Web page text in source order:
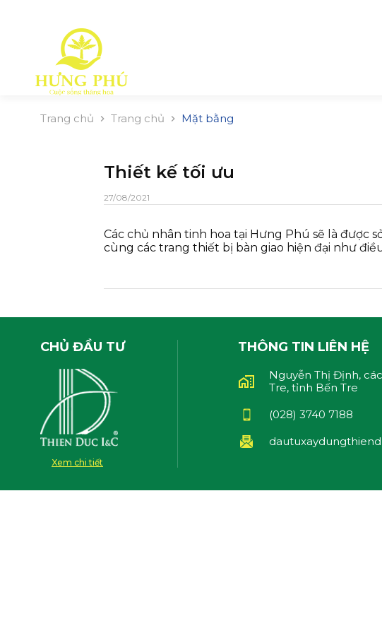
Trang chủ Trang chủ Mặt bằng
Thiết kế tối ưu
27/08/2021
Các chủ nhân tinh hoa tại Hưng Phú sẽ là được
cùng các trang thiết bị bàn giao hiện đại như
CHỦ ĐẦU TƯ
Xem chi tiết
THÔNG TIN LIÊN HỆ
Nguyễn Thị Định,
Tre, tỉnh Bến Tre
(028) 3740 7188